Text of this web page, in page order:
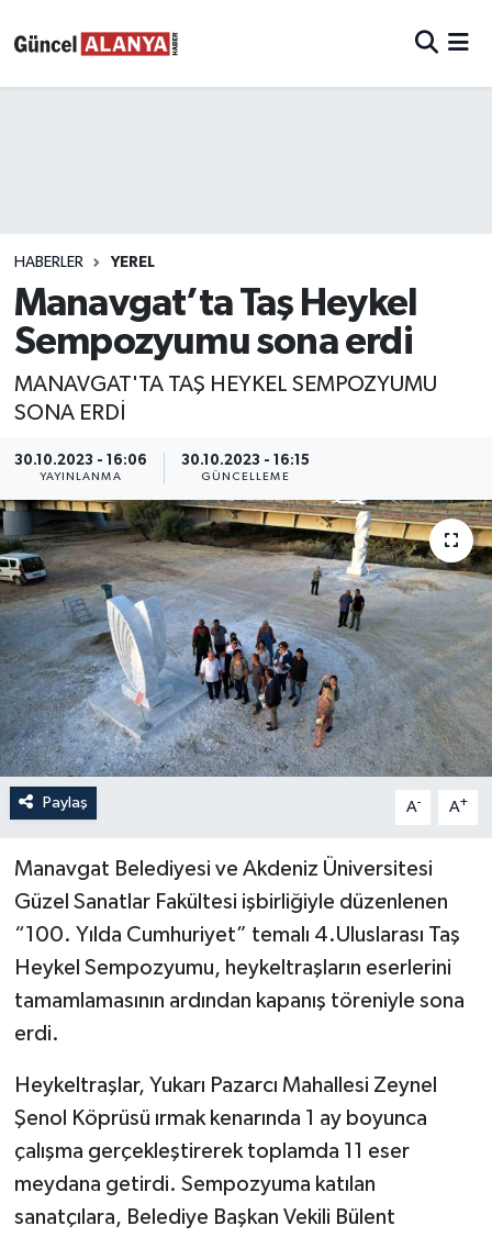
HABERLER YEREL
Manavgat’ta Taş Heykel
Sempozyumu sona erdi
MANAVGAT'TA TAŞ HEYKEL SEMPOZYUMU
SONA ERDİ
30.10.2023 - 16:06
YAYINLANMA
30.10.2023 - 16:15
GÜNCELLEME
Paylaş A- A+
Manavgat Belediyesi ve Akdeniz Üniversitesi
Güzel Sanatlar Fakültesi işbirliğiyle düzenlenen
“100. Yılda Cumhuriyet” temalı 4.Uluslarası Taş
Heykel Sempozyumu, heykeltraşların eserlerini
tamamlamasının ardından kapanış töreniyle sona
erdi.
Heykeltraşlar, Yukarı Pazarcı Mahallesi Zeynel
Şenol Köprüsü ırmak kenarında 1 ay boyunca
çalışma gerçekleştirerek toplamda 11 eser
meydana getirdi. Sempozyuma katılan
sanatçılara, Belediye Başkan Vekili Bülent